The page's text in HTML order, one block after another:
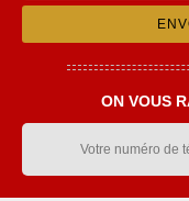
ON VOUS